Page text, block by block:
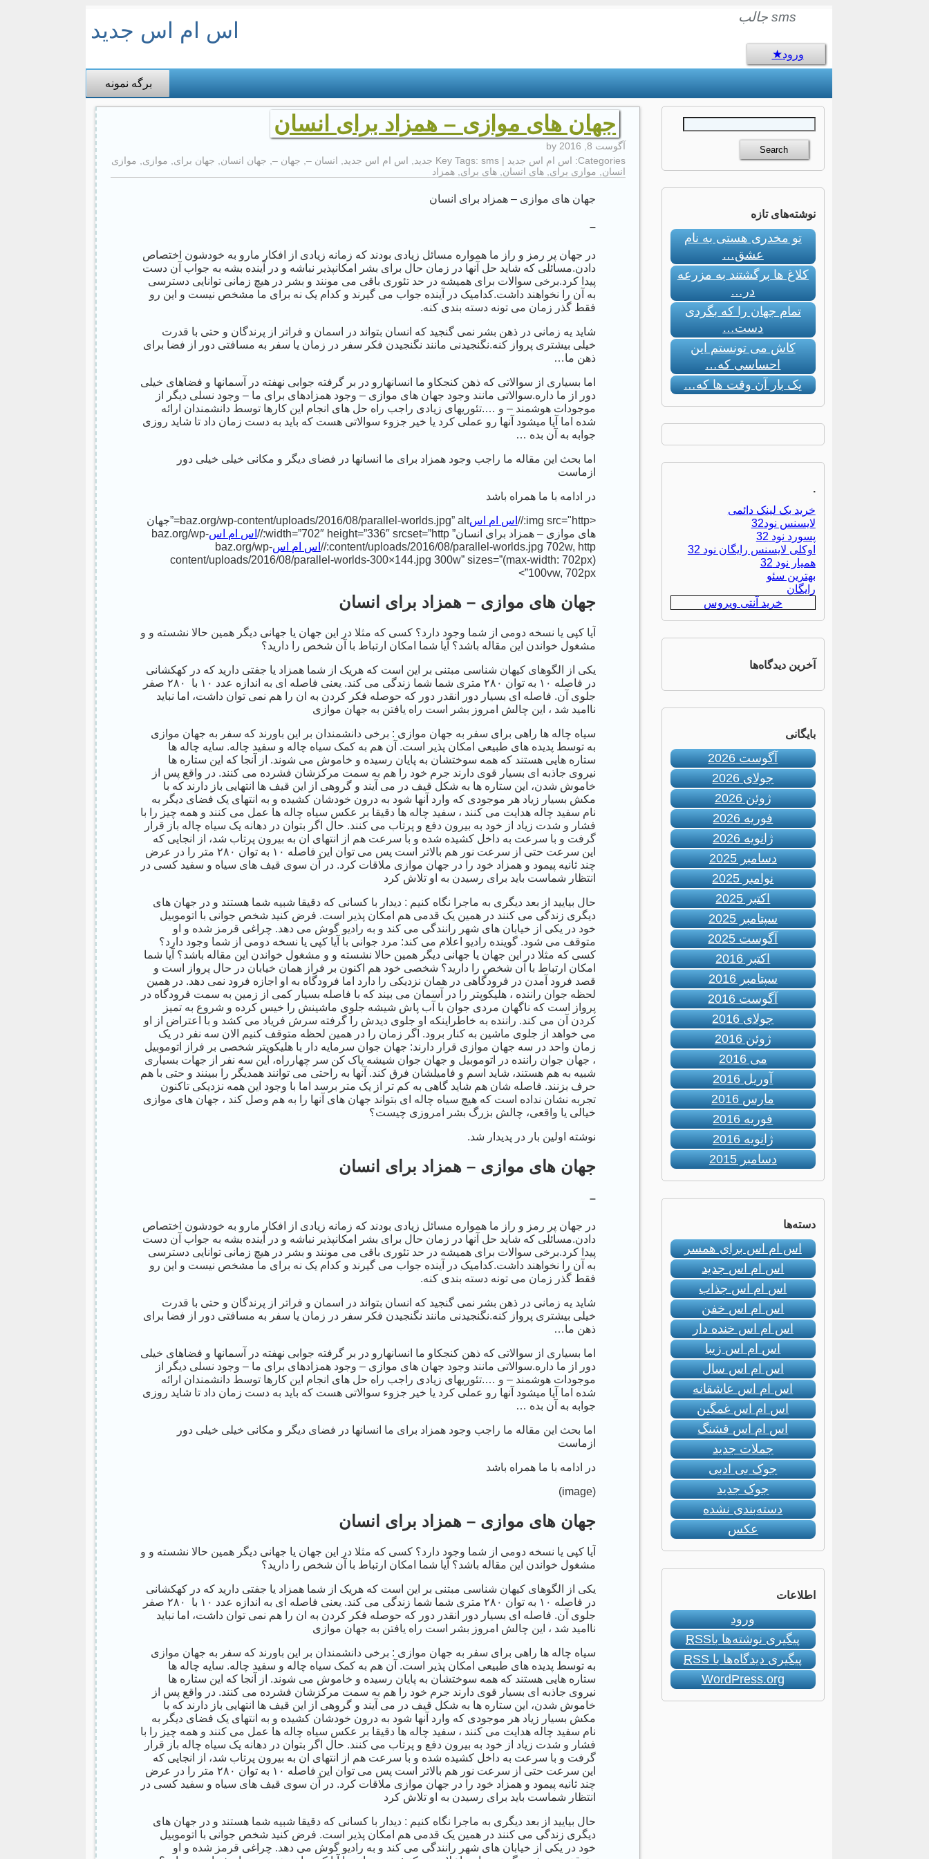
اس ام اس جدید
sms جالب
ورود
برگه نمونه
جهان های موازی – همزاد برای انسان
آگوست 8, 2016
Categories:
اس ام اس جدید | Key Tags: sms جدید اس ام اس جدید انسان –, جهان –, جهان انسان جهان برای موازی
موازی
انسان
موازی برای های انسان های برای همزاد
جهان های موازی – همزاد برای انسان
–
در جهان پر رمز و راز ما همواره مسائل زیادی بودند که زمانه زیادی از افکار مارو به خودشون اختصاص
دادن.مسائلی که شاید حل آنها در زمان حال برای بشر امکانپذیر نباشه و در آینده بشه به جواب آن دست
پیدا کرد.برخی سوالات برای همیشه در حد تئوری باقی می مونند و بشر در هیچ زمانی توانایی دسترسی
به آن را نخواهند داشت.کدامیک در آینده جواب می گیرند و کدام یک نه برای ما مشخص نیست و این رو
فقط گذر زمان می تونه دسته بندی کنه.
شاید یه زمانی در ذهن بشر نمی گنجید که انسان بتواند در اسمان و فراتر از پرندگان و حتی با قدرت
خیلی بیشتری پرواز کنه.نگنجیدنی مانند نگنجیدن فکر سفر در زمان یا سفر به مسافتی دور از فضا برای
ذهن ما…
اما بسیاری از سوالاتی که ذهن کنجکاو ما انسانهارو در بر گرفته جوابی نهفته در آسمانها و فضاهای خیلی
دور از ما داره.سوالاتی مانند وجود جهان های موازی – وجود همزادهای برای ما – وجود نسلی دیگر از
موجودات هوشمند – و ….تئوریهای زیادی راجب راه حل های انجام این کارها توسط دانشمندان ارائه
شده اما آیا میشود آنها رو عملی کرد یا خیر جزوء سوالاتی هست که باید به دست زمان داد تا شاید روزی
جوابه به آن بده …
اما بحث این مقاله ما راجب وجود همزاد برای ما انسانها در فضای دیگر و مکانی خیلی خیلی دور
ازماست
در ادامه با ما همراه باشد
<img src="http:// اس ام اس
baz.org/wp-content/uploads/2016/08/parallel-worlds.jpg” alt=”جهان
های موازی – همزاد برای انسان” width=”702″ height=”336″ srcset=”http://
اس ام اسbaz.org/wp-
content/uploads/2016/08/parallel-worlds.jpg 702w, http://
اس ام اسbaz.org/wp-
content/uploads/2016/08/parallel-worlds-300×144.jpg 300w” sizes=”(max-width: 702px)
100vw, 702px”>
جهان های موازی – همزاد برای انسان
آیا کپی یا نسخه دومی از شما وجود دارد؟ کسی که مثلا در این جهان یا جهانی دیگر همین حالا نشسته و و
مشغول خواندن این مقاله باشد؟ آیا شما امکان ارتباط با آن شخص را دارید؟
یکی از الگوهای کیهان شناسی مبتنی بر این است که هریک از شما همزاد یا جفتی دارید که در کهکشانی
در فاصله ۱۰ به توان ۲۸۰ متری شما شما زندگی می کند. یعنی فاصله ای به اندازه عدد ۱۰ با ۲۸۰ صفر
جلوی آن. فاصله ای بسیار دور انقدر دور که حوصله فکر کردن به ان را هم نمی توان داشت، اما نباید
ناامید شد ، این چالش امروز بشر است راه یافتن به جهان موازی
سیاه چاله ها راهی برای سفر به جهان موازی : برخی دانشمندان بر این باورند که سفر به جهان موازی
به توسط پدیده های طبیعی امکان پذیر است. آن هم به کمک سیاه چاله و سفید چاله. سایه چاله ها
ستاره هایی هستند که همه سوختشان به پایان رسیده و خاموش می شوند. از آنجا که این ستاره ها
نیروی جاذبه ای بسیار قوی دارند جرم خود را هم به سمت مرکزشان فشرده می کنند. در واقع پس از
خاموش شدن، این ستاره ها به شکل قیف در می آیند و گروهی از این قیف ها انتهایی باز دارند که با
مکش بسیار زیاد هر موجودی که وارد آنها شود به درون خودشان کشیده و به انتهای یک فضای دیگر به
نام سفید چاله هدایت می کنند ، سفید چاله ها دقیقا بر عکس سیاه چاله ها عمل می کنند و همه چیز را با
فشار و شدت زیاد از خود به بیرون دفع و پرتاب می کنند. حال اگر بتوان در دهانه یک سیاه چاله باز قرار
گرفت و با سرعت به داخل کشیده شده و با سرعت هم از انتهای ان به بیرون پرتاب شد، از انجایی که
این سرعت حتی از سرعت نور هم بالاتر است پس می توان این فاصله ۱۰ به توان ۲۸۰ متر را در عرض
چند ثانیه پیمود و همزاد خود را در جهان موازی ملاقات کرد. در آن سوی قیف های سیاه و سفید کسی در
انتظار شماست باید برای رسیدن به او تلاش کرد
حال بیایید از بعد دیگری به ماجرا نگاه کنیم : دیدار با کسانی که دقیقا شبیه شما هستند و در جهان های
دیگری زندگی می کنند در همین یک قدمی هم امکان پذیر است. فرض کنید شخص جوانی با اتوموبیل
خود در یکی از خیابان های شهر رانندگی می کند و به رادیو گوش می دهد. چراغی قرمز شده و او
متوقف می شود. گوینده رادیو اعلام می کند: مرد جوانی با آیا کپی یا نسخه دومی از شما وجود دارد؟
کسی که مثلا در این جهان یا جهانی دیگر همین حالا نشسته و و مشغول خواندن این مقاله باشد؟ آیا شما
امکان ارتباط با آن شخص را دارید؟ شخصی خود هم اکنون بر فراز همان خیابان در حال پرواز است و
قصد فرود آمدن در فرودگاهی در همان نزدیکی را دارد اما فرودگاه به او اجازه فرود نمی دهد. در همین
لحظه جوان راننده ، هلیکوپتر را در آسمان می بیند که با فاصله بسیار کمی از زمین به سمت فرودگاه در
پرواز است که ناگهان مردی جوان با آب پاش شیشه جلوی ماشینش را خیس کرده و شروع به تمیز
کردن آن می کند. راننده به خاطراینکه او جلوی دیدش را گرفته سرش فریاد می کشد و با اعتراض از او
می خواهد از جلوی ماشین به کنار برود. اگر زمان را در همین لحظه متوقف کنیم الان سه نفر در یک
زمان واحد در سه جهان موازی قرار دارند: جهان جوان سرمایه دار با هلیکوپتر شخصی بر فراز اتوموبیل
، جهان جوان راننده در اتوموبیل و جهان جوان شیشه پاک کن سر چهارراه، این سه نفر از جهات بسیاری
شبیه به هم هستند، شاید اسم و فامیلشان فرق کند. آنها به راحتی می توانند همدیگر را ببینند و حتی با هم
حرف بزنند. فاصله شان هم شاید گاهی به کم تر از یک متر برسد اما با وجود این همه نزدیکی تاکنون
تجربه نشان نداده است که هیچ سیاه چاله ای بتواند جهان های آنها را به هم وصل کند ، جهان های موازی
خیالی یا واقعی، چالش بزرگ بشر امروزی چیست؟
نوشته اولین بار در پدیدار شد.
جهان های موازی – همزاد برای انسان
–
در جهان پر رمز و راز ما همواره مسائل زیادی بودند که زمانه زیادی از افکار مارو به خودشون اختصاص
دادن.مسائلی که شاید حل آنها در زمان حال برای بشر امکانپذیر نباشه و در آینده بشه به جواب آن دست
پیدا کرد.برخی سوالات برای همیشه در حد تئوری باقی می مونند و بشر در هیچ زمانی توانایی دسترسی
به آن را نخواهند داشت.کدامیک در آینده جواب می گیرند و کدام یک نه برای ما مشخص نیست و این رو
فقط گذر زمان می تونه دسته بندی کنه.
شاید یه زمانی در ذهن بشر نمی گنجید که انسان بتواند در اسمان و فراتر از پرندگان و حتی با قدرت
خیلی بیشتری پرواز کنه.نگنجیدنی مانند نگنجیدن فکر سفر در زمان یا سفر به مسافتی دور از فضا برای
ذهن ما…
اما بسیاری از سوالاتی که ذهن کنجکاو ما انسانهارو در بر گرفته جوابی نهفته در آسمانها و فضاهای خیلی
دور از ما داره.سوالاتی مانند وجود جهان های موازی – وجود همزادهای برای ما – وجود نسلی دیگر از
موجودات هوشمند – و ….تئوریهای زیادی راجب راه حل های انجام این کارها توسط دانشمندان ارائه
شده اما آیا میشود آنها رو عملی کرد یا خیر جزوء سوالاتی هست که باید به دست زمان داد تا شاید روزی
جوابه به آن بده …
اما بحث این مقاله ما راجب وجود همزاد برای ما انسانها در فضای دیگر و مکانی خیلی خیلی دور
ازماست
در ادامه با ما همراه باشد
(image)
جهان های موازی – همزاد برای انسان
آیا کپی یا نسخه دومی از شما وجود دارد؟ کسی که مثلا در این جهان یا جهانی دیگر همین حالا نشسته و و
مشغول خواندن این مقاله باشد؟ آیا شما امکان ارتباط با آن شخص را دارید؟
یکی از الگوهای کیهان شناسی مبتنی بر این است که هریک از شما همزاد یا جفتی دارید که در کهکشانی
در فاصله ۱۰ به توان ۲۸۰ متری شما شما زندگی می کند. یعنی فاصله ای به اندازه عدد ۱۰ با ۲۸۰ صفر
جلوی آن. فاصله ای بسیار دور انقدر دور که حوصله فکر کردن به ان را هم نمی توان داشت، اما نباید
ناامید شد ، این چالش امروز بشر است راه یافتن به جهان موازی
سیاه چاله ها راهی برای سفر به جهان موازی : برخی دانشمندان بر این باورند که سفر به جهان موازی
به توسط پدیده های طبیعی امکان پذیر است. آن هم به کمک سیاه چاله و سفید چاله. سایه چاله ها
ستاره هایی هستند که همه سوختشان به پایان رسیده و خاموش می شوند. از آنجا که این ستاره ها
نیروی جاذبه ای بسیار قوی دارند جرم خود را هم به سمت مرکزشان فشرده می کنند. در واقع پس از
خاموش شدن، این ستاره ها به شکل قیف در می آیند و گروهی از این قیف ها انتهایی باز دارند که با
مکش بسیار زیاد هر موجودی که وارد آنها شود به درون خودشان کشیده و به انتهای یک فضای دیگر به
نام سفید چاله هدایت می کنند ، سفید چاله ها دقیقا بر عکس سیاه چاله ها عمل می کنند و همه چیز را با
فشار و شدت زیاد از خود به بیرون دفع و پرتاب می کنند. حال اگر بتوان در دهانه یک سیاه چاله باز قرار
گرفت و با سرعت به داخل کشیده شده و با سرعت هم از انتهای ان به بیرون پرتاب شد، از انجایی که
این سرعت حتی از سرعت نور هم بالاتر است پس می توان این فاصله ۱۰ به توان ۲۸۰ متر را در عرض
چند ثانیه پیمود و همزاد خود را در جهان موازی ملاقات کرد. در آن سوی قیف های سیاه و سفید کسی در
انتظار شماست باید برای رسیدن به او تلاش کرد
حال بیایید از بعد دیگری به ماجرا نگاه کنیم : دیدار با کسانی که دقیقا شبیه شما هستند و در جهان های
دیگری زندگی می کنند در همین یک قدمی هم امکان پذیر است. فرض کنید شخص جوانی با اتوموبیل
خود در یکی از خیابان های شهر رانندگی می کند و به رادیو گوش می دهد. چراغی قرمز شده و او
نوشته‌های تازه
تو مخدری هستی به نام
عشق…
کلاغ ها برگشتند به مزرعه
در…
تمام جهان را که بگردی
دست…
کاش می تونستم این
احساسی که…
یک بار آن وقت ها که…
.
خرید بک لینک دائمی
لایسنس نود32
پسورد نود 32
اوکلی لایسنس رایگان نود 32
همیار نود 32
بهترین سئو
رایگان
خرید آنتی ویروس
آخرین دیدگاه‌ها
بایگانی
آگوست 2026
جولای 2026
ژوئن 2026
فوریه 2026
ژانویه 2026
دسامبر 2025
نوامبر 2025
اکتبر 2025
سپتامبر 2025
آگوست 2025
اکتبر 2016
سپتامبر 2016
آگوست 2016
جولای 2016
ژوئن 2016
می 2016
آوریل 2016
مارس 2016
فوریه 2016
ژانویه 2016
دسامبر 2015
دسته‌ها
اس ام اس برای همسر
اس ام اس جدید
اس ام اس جذاب
اس ام اس خفن
اس ام اس خنده دار
اس ام اس زیبا
اس ام اس سال
اس ام اس عاشقانه
اس ام اس غمگین
اس ام اس قشنگ
جملات جدید
جوک بی ادبی
جوک جدید
دسته‌بندی نشده
عکس
اطلاعات
ورود
پیگیری نوشته‌ها باRSS
پیگیری دیدگاه‌ها باRSS
WordPress.org